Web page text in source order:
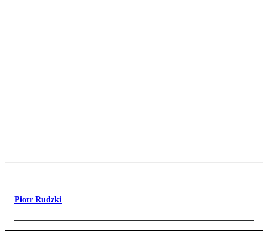
Piotr Rudzki